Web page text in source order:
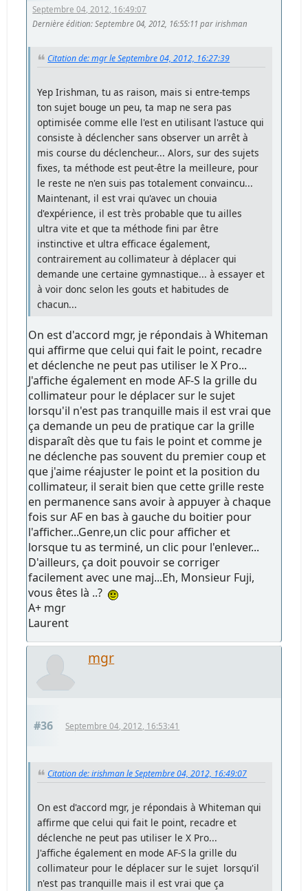
Septembre 04, 2012, 16:49:07
Dernière édition: Septembre 04, 2012, 16:55:11 par irishman
Citation de: mgr le Septembre 04, 2012, 16:27:39
Yep Irishman, tu as raison, mais si entre-temps
ton sujet bouge un peu, ta map ne sera pas
optimisée comme elle l'est en utilisant l'astuce qui
consiste à déclencher sans observer un arrêt à
mis course du déclencheur... Alors, sur des sujets
fixes, ta méthode est peut-être la meilleure, pour
le reste ne n'en suis pas totalement convaincu...
Maintenant, il est vrai qu'avec un chouia
d'expérience, il est très probable que tu ailles
ultra vite et que ta méthode fini par être
instinctive et ultra efficace également,
contrairement au collimateur à déplacer qui
demande une certaine gymnastique... à essayer et
à voir donc selon les gouts et habitudes de
chacun...
On est d'accord mgr, je répondais à Whiteman
qui affirme que celui qui fait le point, recadre
et déclenche ne peut pas utiliser le X Pro...
J'affiche également en mode AF-S la grille du
collimateur pour le déplacer sur le sujet
lorsqu'il n'est pas tranquille mais il est vrai que
ça demande un peu de pratique car la grille
disparaît dès que tu fais le point et comme je
ne déclenche pas souvent du premier coup et
que j'aime réajuster le point et la position du
collimateur, il serait bien que cette grille reste
en permanence sans avoir à appuyer à chaque
fois sur AF en bas à gauche du boitier pour
l'afficher...Genre,un clic pour afficher et
lorsque tu as terminé, un clic pour l'enlever...
D'ailleurs, ça doit pouvoir se corriger
facilement avec une maj...Eh, Monsieur Fuji,
vous êtes là ..?
A+ mgr
Laurent
mgr
#36 Septembre 04, 2012, 16:53:41
Citation de: irishman le Septembre 04, 2012, 16:49:07
On est d'accord mgr, je répondais à Whiteman qui
affirme que celui qui fait le point, recadre et
déclenche ne peut pas utiliser le X Pro...
J'affiche également en mode AF-S la grille du
collimateur pour le déplacer sur le sujet lorsqu'il
n'est pas tranquille mais il est vrai que ça